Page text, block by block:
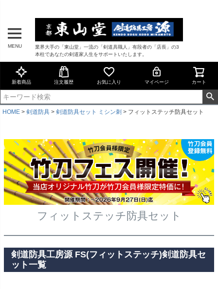
MENU
業界大手の「東山堂」一流の「剣道具職人」有段者の「店長」の3
本柱であなたの剣道家人生をサポートいたします。
新着商品 注文履歴 お気に入り マイページ カート
HOME 剣道防具 剣道防具セット ミシン刺 フィットステッチ防具セット
フィットステッチ防具セット
剣道防具工房源 FS(フィットステッチ)剣道防具セ
ット一覧